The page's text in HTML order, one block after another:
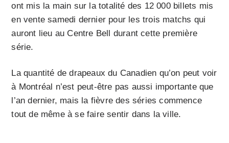
ont mis la main sur la totalité des 12 000 billets mis
en vente samedi dernier pour les trois matchs qui
auront lieu au Centre Bell durant cette première
série.
La quantité de drapeaux du Canadien qu’on peut voir
à Montréal n’est peut-être pas aussi importante que
l’an dernier, mais la fièvre des séries commence
tout de même à se faire sentir dans la ville.